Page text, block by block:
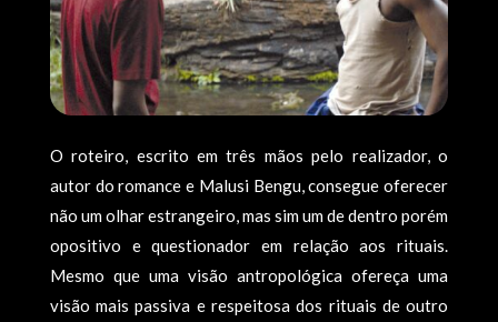
O roteiro, escrito em três mãos pelo realizador, o
autor do romance e Malusi Bengu, consegue oferecer
não um olhar estrangeiro, mas sim um de dentro porém
opositivo e questionador em relação aos rituais.
Mesmo que uma visão antropológica ofereça uma
visão mais passiva e respeitosa dos rituais de outro